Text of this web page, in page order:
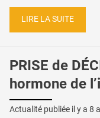
LIRE LA SUITE
PRISE de
hormone de
Actualité publiée il y a 8